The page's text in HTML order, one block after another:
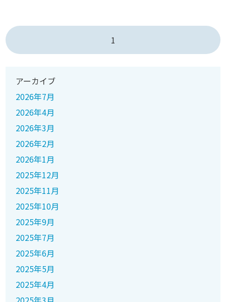
1
アーカイブ
2026年7月
2026年4月
2026年3月
2026年2月
2026年1月
2025年12月
2025年11月
2025年10月
2025年9月
2025年7月
2025年6月
2025年5月
2025年4月